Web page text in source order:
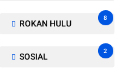
ROKAN HULU
8
SOSIAL
2